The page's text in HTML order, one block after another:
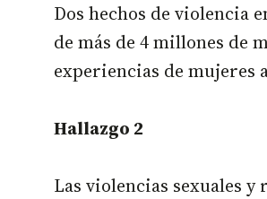
Dos hechos de violencia
de más de 4 millones de
experiencias de mujeres
Hallazgo 2
Las violencias sexuales